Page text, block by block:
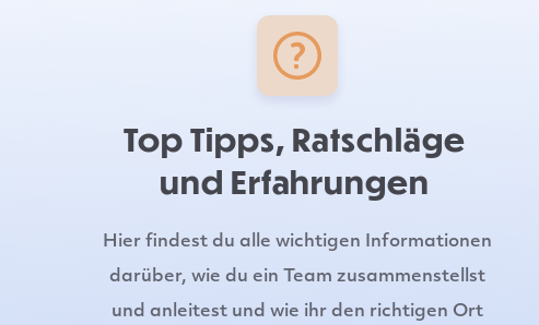
Top Tipps, Ratschläge
und Erfahrungen
Hier findest du alle wichtigen Informationen
darüber, wie du ein Team zusammenstellst
und anleitest und wie ihr den richtigen Ort